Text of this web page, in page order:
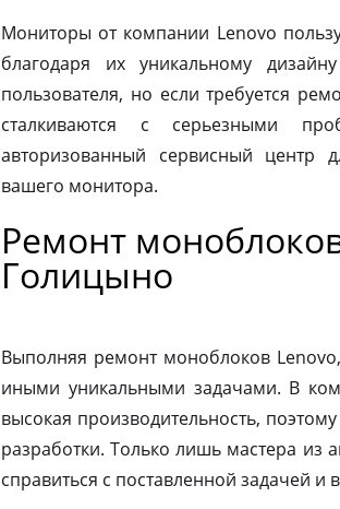
Мониторы от компании Lenovo
благодаря их уникальному
пользователя, но если требуется
сталкиваются с серьезными
авторизованный сервисный центр
вашего монитора.
Ремонт
Голицыно
Выполняя ремонт моноблоков
иными уникальными задачами. В
высокая производительность,
разработки. Только лишь мастера из
справиться с поставленной задачей и